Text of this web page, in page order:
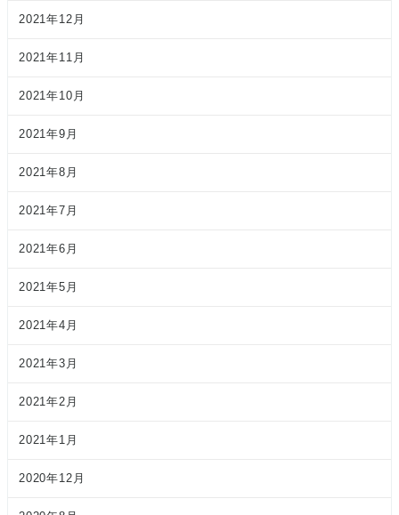
2021年12月
2021年11月
2021年10月
2021年9月
2021年8月
2021年7月
2021年6月
2021年5月
2021年4月
2021年3月
2021年2月
2021年1月
2020年12月